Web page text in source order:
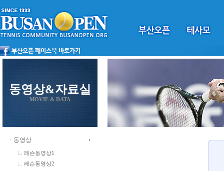
동영상&자료실
MOVIE & DATA
ㆍ동영상
레슨동영상1
레슨동영상2